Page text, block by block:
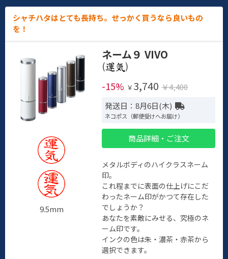
シャチハタはとても長持ち。せっかく買うなら良いもの
を！
9.5mm
ネーム９ VIVO
(
)
-15% ￥ 3,740 ￥4,400
発送日：8月6日(木)
ネコポス（郵便受けへお届け）
商品詳細・ご注文
メタルボディのハイクラスネーム
印。
これ程までに表面の仕上げにこだ
わったネーム印がかつて存在した
でしょうか？
あなたを素敵にみせる、究極のネ
ーム印です。
インクの色は朱・濃茶・赤茶から
選択できます。